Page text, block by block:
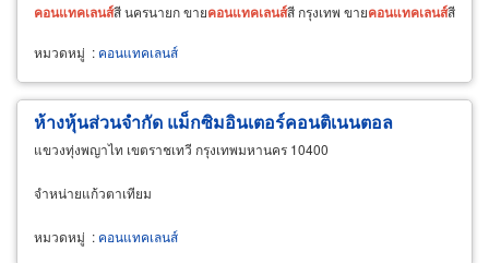
คอนแทคเลนส์สี นครนายก ขายคอนแทคเลนส์สี กรุงเทพ ขายคอนแทคเลนส์สี
คอนแทคเลนส์
หมวดหมู่ : คอนแทคเลนส์
ห้างหุ้นส่วนจำกัด แม็กซิมอินเตอร์คอนติเนนตอล
แขวงทุ่งพญาไท เขตราชเทวี กรุงเทพมหานคร 10400
จำหน่ายแก้วตาเทียม
หมวดหมู่ : คอนแทคเลนส์